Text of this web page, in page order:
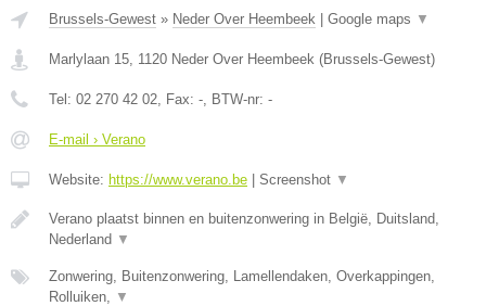
Brussels-Gewest » Neder Over Heembeek Google maps ▼
Marlylaan 15, 1120 Neder Over Heembeek (Brussels-Gewest)
Tel: 02 270 42 02, Fax: -, BTW-nr: -
E-mail › Verano
Website: https://www.verano.be Screenshot ▼
Verano plaatst binnen en buitenzonwering in België, Duitsland,
Nederland ▼
Zonwering, Buitenzonwering, Lamellendaken, Overkappingen,
Rolluiken, ▼